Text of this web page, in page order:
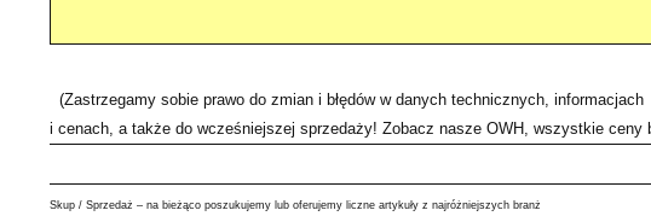
(Zastrzegamy sobie prawo do zmian i błędów w danych technicznych, informacjach
i cenach, a także do wcześniejszej sprzedaży! Zobacz nasze OWH, wszystkie ceny
Skup / Sprzedaż – na bieżąco poszukujemy lub oferujemy liczne artykuły z najróżniejszych branż